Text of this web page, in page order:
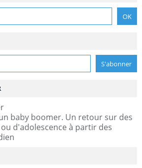
baby boomer. Un retour sur des
d'adolescence à partir des